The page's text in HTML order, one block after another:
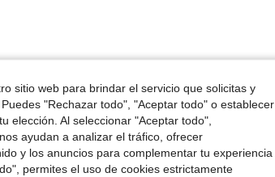
Útil (0)
sitio web para brindar el servicio que solicitas y
"Rechazar todo", "Aceptar todo" o establecer
elección. Al seleccionar "Aceptar todo",
ayudan a analizar el tráfico, ofrecer
y los anuncios para complementar tu experiencia
permites el uso de cookies estrictamente